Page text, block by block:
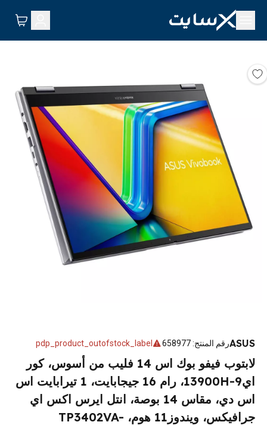
ASUSرقم المنتج:
658977
pdp_product_outofstock_label
لابتوب فيفو بوك اس 14 فليب من أسوس، كور
اي9-13900H، رام 16 جيجابايت، 1 تيرابايت اس
اس دي، مقاس 14 بوصة، انتل ايرس اكس اي
جرافيكس، ويندوز11 هوم، TP3402VA-